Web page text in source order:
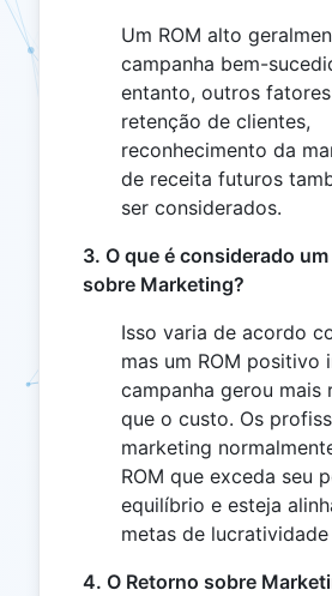
Um ROM alto
campanha bem-
entanto, outros
retenção de clientes,
reconhecimento da
de receita futuros
ser considerados.
3. O que é considerado
sobre Marketing?
Isso varia de acordo
mas um ROM positivo
campanha gerou mais
que o custo. Os
marketing
ROM que exceda seu
equilíbrio e esteja
metas de
4. O Retorno sobre